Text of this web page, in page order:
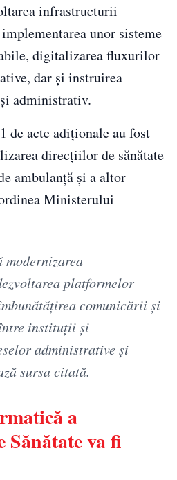
infrastructurii
unor sisteme
digitalizarea fluxurilor
dar și instruirea
administrativ.
de acte adiționale au fost
direcțiilor de sănătate
ambulanță și a altor
Ministerului
modernizarea
platformelor
comunicării şi
instituţii şi
administrative şi
sursa citată.
a
va fi